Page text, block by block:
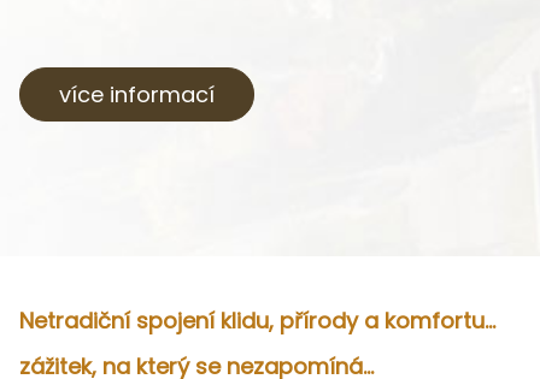
více informací
Netradiční spojení klidu, přírody a komfortu...
zážitek, na který se nezapomíná...